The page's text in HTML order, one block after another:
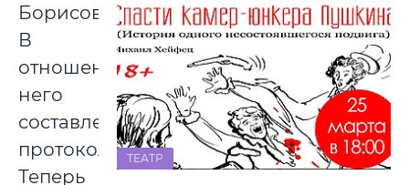
Борисова.
В
отношении
него
составлен
протокол.
Теперь
ТЕАТР